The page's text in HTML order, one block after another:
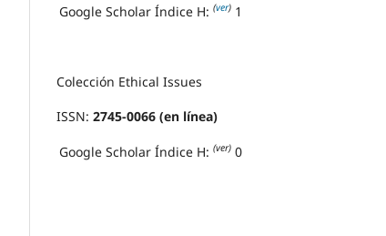
Google Scholar Índice H: (ver) 1
Colección Ethical Issues
ISSN: 2745-0066 (en línea)
Google Scholar Índice H: (ver) 0